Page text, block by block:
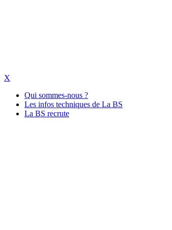
X
Qui sommes-nous ?
Les infos techniques de La BS
La BS recrute